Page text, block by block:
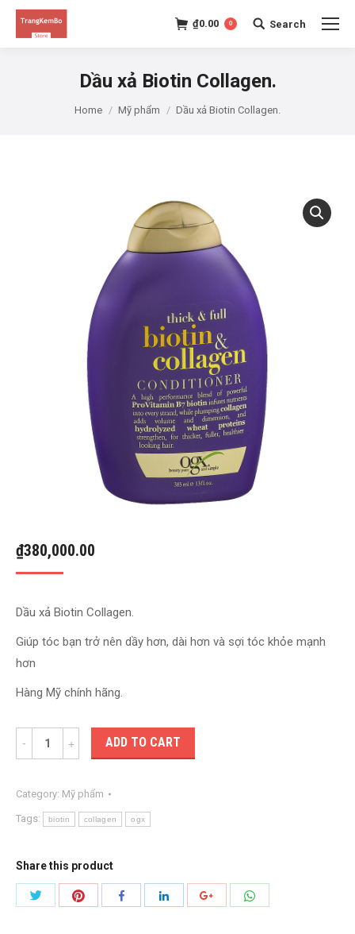
₫0.00 0 Search:
Search
Dầu xả Biotin Collagen.
Home Mỹ phẩm Dầu xả Biotin Collagen.
₫380,000.00
Dầu xả Biotin Collagen.
Giúp tóc bạn trở nên dầy hơn, dài hơn và sợi tóc khỏe mạnh
hơn
Hàng Mỹ chính hãng.
Quantity ADD TO CART
Category: Mỹ phẩm
Tags: biotin collagen ogx
Share this product
Share
Share